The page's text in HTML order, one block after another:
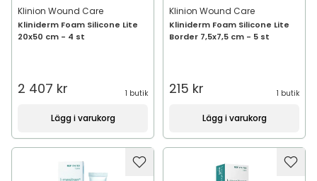
Klinion Wound Care
Kliniderm Foam Silicone Lite
20x50 cm - 4 st
2 407 kr 1 butik
Lägg i varukorg
Klinion Wound Care
Kliniderm Foam Silicone Lite
Border 7,5x7,5 cm - 5 st
215 kr 1 butik
Lägg i varukorg